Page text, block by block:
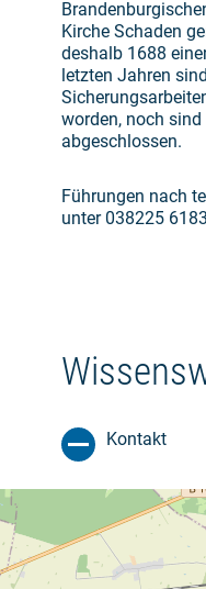
Kirche Schaden
deshalb 1688
letzten Jahren
worden, noch
abgeschlossen.
Führungen nach
unter 038225
Kontakt